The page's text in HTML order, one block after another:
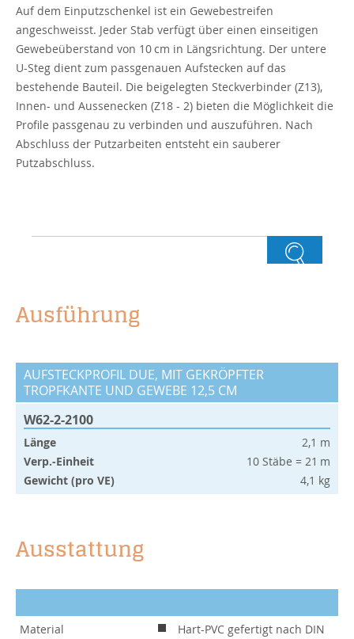
Auf dem Einputzschenkel ist ein Gewebestreifen
angeschweisst. Jeder Stab verfügt über einen einseitigen
Gewebeüberstand von 10 cm in Längsrichtung. Der untere
U-Steg dient zum passgenauen Aufstecken auf das
bestehende Bauteil. Die beigelegten Steckverbinder (Z13),
Innen- und Aussenecken (Z18 - 2) bieten die Möglichkeit die
Profile passgenau zu verbinden und auszuführen. Nach
Abschluss der Putzarbeiten entsteht ein sauberer
Putzabschluss.
Ausführung
AUFSTECKPROFIL DUE, MIT GEKRÖPFTER
TROPFKANTE UND GEWEBE 12,5 CM
W62-2-2100
Länge
2,1 m
Verp.-Einheit
10 Stäbe = 21 m
Gewicht (pro VE)
4,1 kg
Ausstattung
Material Hart-PVC gefertigt nach DIN